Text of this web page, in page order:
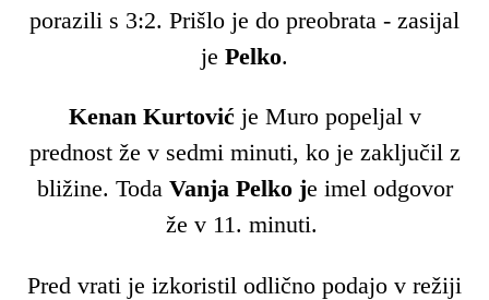
porazili s 3:2. Prišlo je do preobrata - zasijal
je Pelko.
Kenan Kurtovićje Muro popeljal v
prednost že v sedmi minuti, ko je zaključil z
bližine. Toda Vanja Pelko je imel odgovor
že v 11. minuti.
Pred vrati je izkoristil odlično podajo v režiji